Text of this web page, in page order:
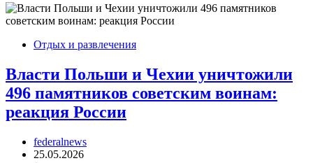
Отдых и развлечения
Власти Польши и Чехии уничтожили
496 памятников советским воинам:
реакция России
federalnews
25.05.2026